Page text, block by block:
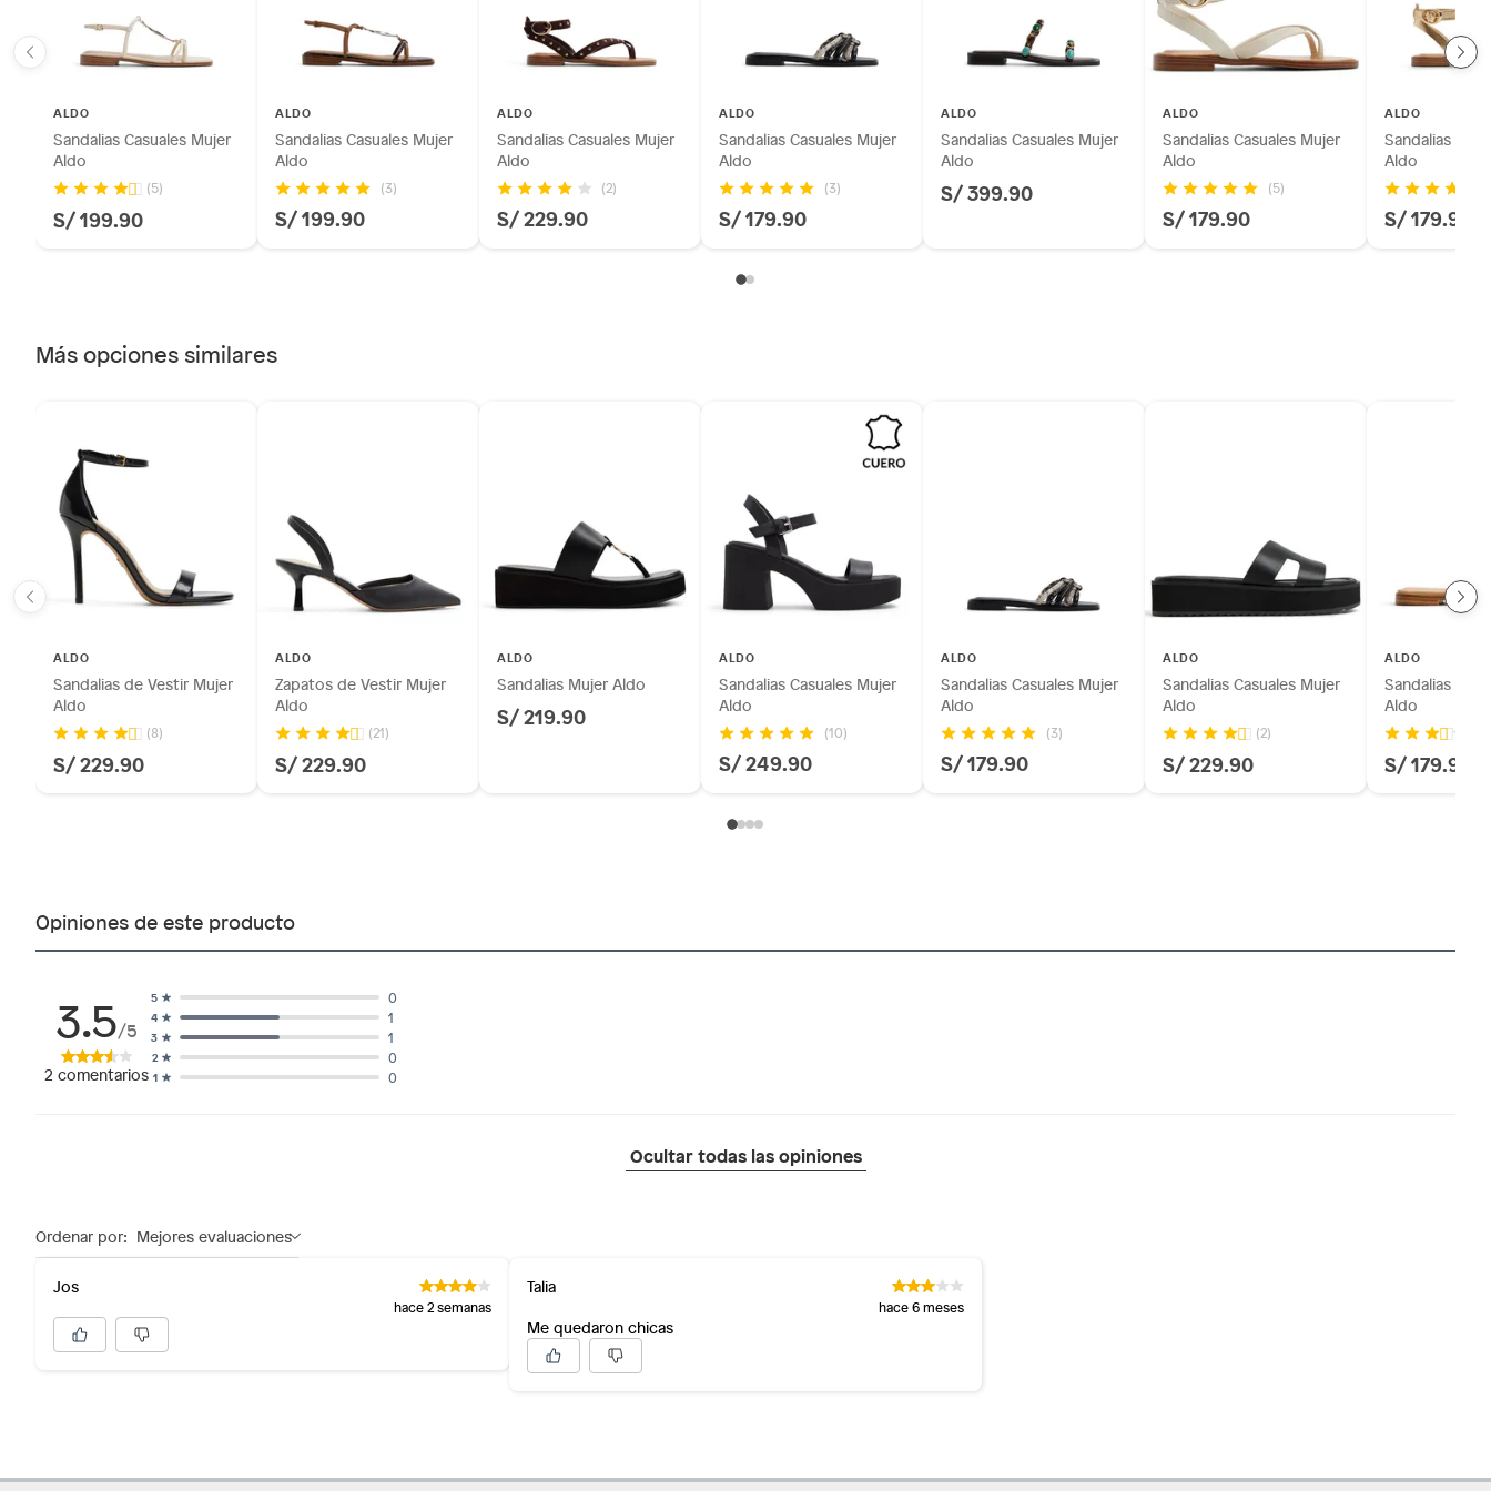
Alimentos, bebidas, fórmulas y leches para bebés.
Productos hechos a medida.
Pinturas de color a pedido.
Productos que hayan sido previamente instalados.
Baterías de auto.
Motocicletas y bicicletas motorizadas.
Licores y cigarros electrónicos.
ALDO
Sandalias Casuales Mujer
Aldo
(5)
S/ 199.90
ALDO
Sandalias Casuales Mujer
Aldo
(3)
S/ 199.90
ALDO
Sandalias Casuales Mujer
Aldo
(2)
S/ 229.90
ALDO
Sandalias Casuales Mujer
Aldo
(3)
S/ 179.90
ALDO
Sandalias Casuales Mujer
Aldo
S/ 399.90
ALDO
Sandalias Casuales Mujer
Aldo
(5)
S/ 179.90
ALDO
Sandalias
Aldo
S/ 179.90
Más opciones similares
ALDO
Sandalias de Vestir Mujer
Aldo
(8)
S/ 229.90
ALDO
Zapatos de Vestir Mujer
Aldo
(21)
S/ 229.90
ALDO
Sandalias Mujer Aldo
S/ 219.90
ALDO
Sandalias Casuales Mujer
Aldo
(10)
S/ 249.90
ALDO
Sandalias Casuales Mujer
Aldo
(3)
S/ 179.90
ALDO
Sandalias Casuales Mujer
Aldo
(2)
S/ 229.90
ALDO
Sandalias
Aldo
S/ 179.90
Opiniones de este producto
3.5/5
2 comentarios 1 0
2 0
3 1
4 1
5 0
Ocultar todas las opiniones
Ordenar por: Mejores evaluaciones
Jos
hace 2 semanas
Talia
hace 6 meses
Me quedaron chicas